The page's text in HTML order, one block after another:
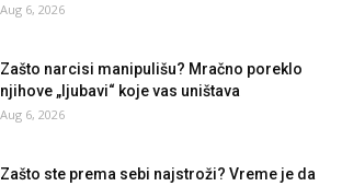
Aug 6, 2026
Zašto narcisi manipulišu? Mračno poreklo
njihove „ljubavi“ koje vas uništava
Aug 6, 2026
Zašto ste prema sebi najstroži? Vreme je da